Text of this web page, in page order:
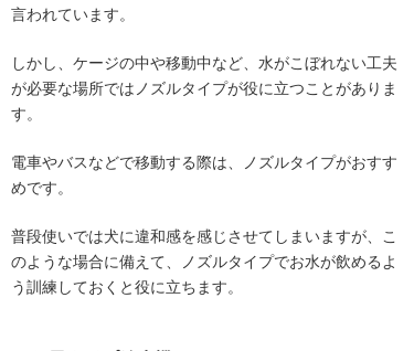
言われています。
しかし、ケージの中や移動中など、水がこぼれない工夫
が必要な場所ではノズルタイプが役に立つことがありま
す。
電車やバスなどで移動する際は、ノズルタイプがおすす
めです。
普段使いでは犬に違和感を感じさせてしまいますが、こ
のような場合に備えて、ノズルタイプでお水が飲めるよ
う訓練しておくと役に立ちます。